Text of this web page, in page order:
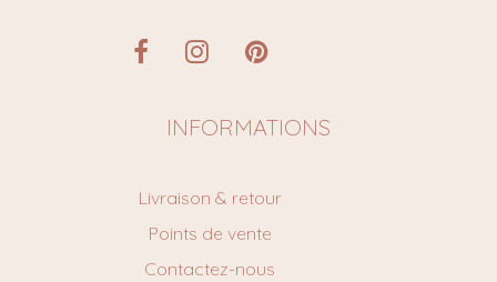
INFORMATIONS
Livraison & retour
Points de vente
Contactez-nous